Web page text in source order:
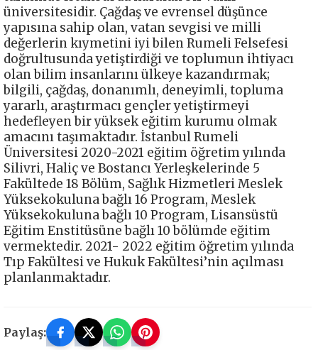
üniversitesidir. Çağdaş ve evrensel düşünce
yapısına sahip olan, vatan sevgisi ve milli
değerlerin kıymetini iyi bilen Rumeli Felsefesi
doğrultusunda yetiştirdiği ve toplumun ihtiyacı
olan bilim insanlarını ülkeye kazandırmak;
bilgili, çağdaş, donanımlı, deneyimli, topluma
yararlı, araştırmacı gençler yetiştirmeyi
hedefleyen bir yüksek eğitim kurumu olmak
amacını taşımaktadır. İstanbul Rumeli
Üniversitesi 2020-2021 eğitim öğretim yılında
Silivri, Haliç ve Bostancı Yerleşkelerinde 5
Fakültede 18 Bölüm, Sağlık Hizmetleri Meslek
Yüksekokuluna bağlı 16 Program, Meslek
Yüksekokuluna bağlı 10 Program, Lisansüstü
Eğitim Enstitüsüne bağlı 10 bölümde eğitim
vermektedir. 2021- 2022 eğitim öğretim yılında
Tıp Fakültesi ve Hukuk Fakültesi’nin açılması
planlanmaktadır.
Paylaş: